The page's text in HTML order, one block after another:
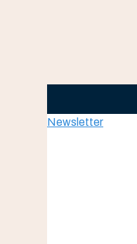
Newsletter